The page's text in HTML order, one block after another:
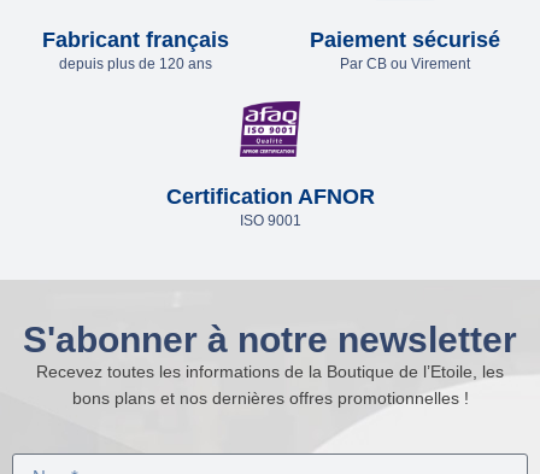
Fabricant français
depuis plus de 120 ans
Paiement sécurisé
Par CB ou Virement
Certification AFNOR
ISO 9001
S'abonner à notre newsletter
Recevez toutes les informations de la Boutique de l’Etoile, les
bons plans et nos dernières offres promotionnelles !